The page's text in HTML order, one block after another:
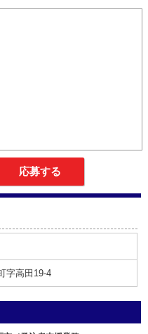
応募する
字高田19-4